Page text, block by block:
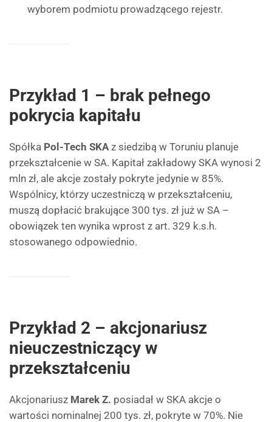
wyborem podmiotu prowadzącego rejestr.
Przykład 1 – brak pełnego
pokrycia kapitału
Spółka Pol-Tech SKAz siedzibą w Toruniu planuje
przekształcenie w SA. Kapitał zakładowy SKA wynosi 2
mln zł, ale akcje zostały pokryte jedynie w 85%.
Wspólnicy, którzy uczestniczą w przekształceniu,
muszą dopłacić brakujące 300 tys. zł już w SA –
obowiązek ten wynika wprost z art. 329 k.s.h.
stosowanego odpowiednio.
Przykład 2 – akcjonariusz
nieuczestniczący w
przekształceniu
Akcjonariusz Marek Z. posiadał w SKA akcje o
wartości nominalnej 200 tys. zł, pokryte w 70%. Nie